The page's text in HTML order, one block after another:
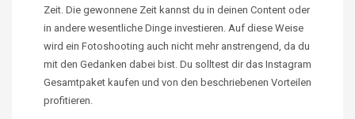
Zeit. Die gewonnene Zeit kannst du in deinen Content oder
in andere wesentliche Dinge investieren. Auf diese Weise
wird ein Fotoshooting auch nicht mehr anstrengend, da du
mit den Gedanken dabei bist. Du solltest dir das Instagram
Gesamtpaket kaufen und von den beschriebenen Vorteilen
profitieren.